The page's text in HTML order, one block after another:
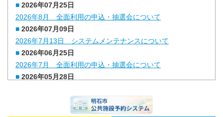
2026年07月25日
2026年8月 全面利用の申込・抽選会について
2026年07月09日
2026年7月13日 システムメンテナンスについて
2026年06月25日
2026年7月 全面利用の申込・抽選会について
2026年05月28日
2026年04月28日
2026年5月 全面利用の申込・抽選会について